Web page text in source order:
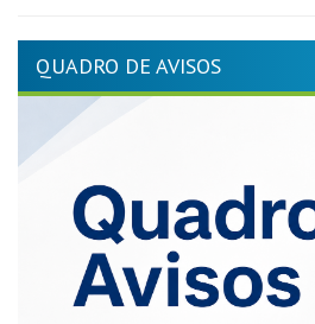
QUADRO DE AVISOS